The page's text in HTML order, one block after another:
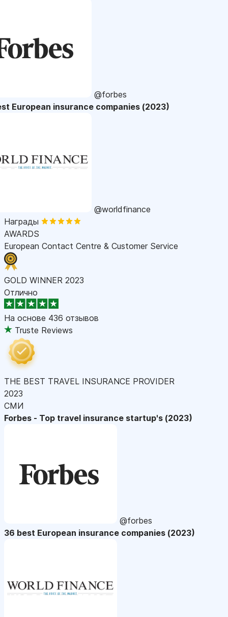
@forbes
European insurance companies (2023)
@worldfinance
Награды
AWARDS
European Contact Centre & Customer Service
GOLD WINNER 2023
Отлично
На основе 436 отзывов
Truste Reviews
THE BEST TRAVEL INSURANCE PROVIDER
2023
СМИ
Forbes - Top travel insurance startup's (2023)
@forbes
36 best European insurance companies (2023)